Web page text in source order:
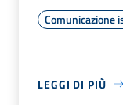
Comunicazione
LEGGI DI PIÙ